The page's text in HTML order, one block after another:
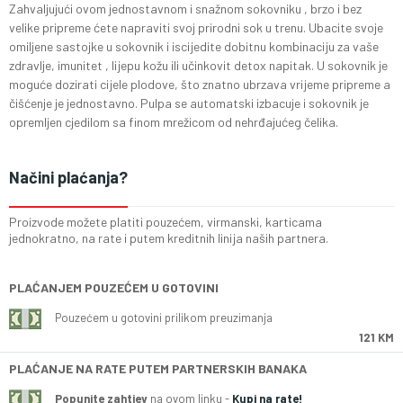
Zahvaljujući ovom jednostavnom i snažnom sokovniku , brzo i bez
velike pripreme ćete napraviti svoj prirodni sok u trenu. Ubacite svoje
omiljene sastojke u sokovnik i iscijedite dobitnu kombinaciju za vaše
zdravlje, imunitet , lijepu kožu ili učinkovit detox napitak. U sokovnik je
moguće dozirati cijele plodove, što znatno ubrzava vrijeme pripreme a
čišćenje je jednostavno. Pulpa se automatski izbacuje i sokovnik je
opremljen cjedilom sa finom mrežicom od nehrđajućeg čelika.
Načini plaćanja?
Proizvode možete platiti pouzećem, virmanski, karticama
jednokratno, na rate i putem kreditnih linija naših partnera.
PLAĆANJEM POUZEĆEM U GOTOVINI
Pouzećem u gotovini prilikom preuzimanja
121 KM
PLAĆANJE NA RATE PUTEM PARTNERSKIH BANAKA
Popunite zahtjev na ovom linku - Kupi na rate!